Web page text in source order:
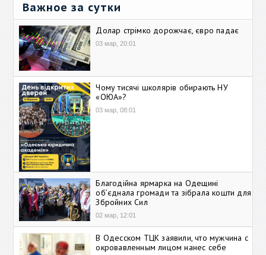
Важное за сутки
Долар стрімко дорожчає, євро падає
03 мар, 20:01
Чому тисячі школярів обирають НУ
«ОЮА»?
03 мар, 08:01
Благодійна ярмарка на Одещині
об’єднала громади та зібрала кошти для
Збройних Сил
02 мар, 12:01
В Одесском ТЦК заявили, что мужчина с
окровавленным лицом нанес себе